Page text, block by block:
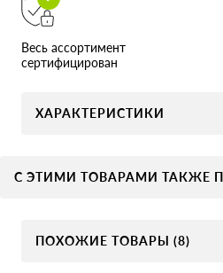
Весь ассортимент
сертифицирован
ХАРАКТЕРИСТИКИ
С ЭТИМИ ТОВАРАМИ ТАКЖЕ
ПОХОЖИЕ ТОВАРЫ (8)